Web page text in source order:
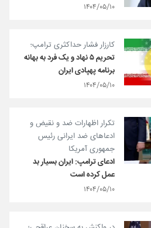
۱۴۰۴/۰۵/۱۰
کارزار فشار حداکثری ترامپ؛
تحریم ۵ نهاد و یک فرد به بهانه
برنامه پهپادی ایران
۱۴۰۴/۰۵/۱۰
تکرار اظهارات ضد و نقیض و
ادعاهای ضد ایرانی رئیس
جمهوری آمریکا
ادعای ترامپ: ایران بسیار بد
عمل کرده است
۱۴۰۴/۰۵/۱۰